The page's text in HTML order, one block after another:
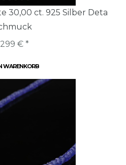
30,00 ct. 925 Silber Deta
€ *
WARENKORB